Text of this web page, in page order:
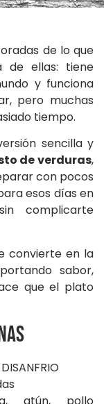
de lo que
de ellas: tiene
y funciona
pero muchas
tiempo.
sencilla y
de verduras,
con pocos
esos días en
complicarte
convierte en la
sabor,
que el plato